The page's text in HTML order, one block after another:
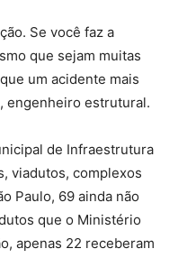
Se você faz a
que sejam muitas
um acidente mais
engenheiro estrutural.
de Infraestrutura
viadutos, complexos
Paulo, 69 ainda não
que o Ministério
apenas 22 receberam